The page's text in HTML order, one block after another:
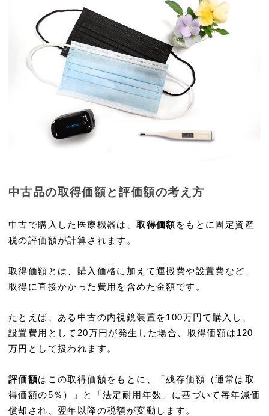
中古品の取得価額と評価額の考え方
中古で購入した医療機器は、取得価額 をもとに固定資産
税の評価額が計算されます。
取得価額とは、購入価格に加えて運搬費や設置費など、
取得に直接かかった費用を含めた金額です。
たとえば、ある中古の内視鏡装置を100万円で購入し、
設置費用として20万円が発生した場合、取得価額は120
万円として扱われます。
評価額はこの取得価額をもとに、「残存価額（通常は取
得価額の5％）」と「法定耐用年数」に基づいて毎年減価
償却され、翌年以降の税額が変動します。